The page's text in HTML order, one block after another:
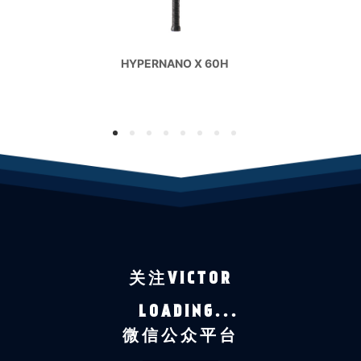
HYPERNANO X 60H
1 2 4 6 8
关注VICTOR
LOADING...
微信公众平台